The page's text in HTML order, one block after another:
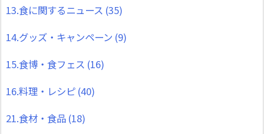
13.食に関するニュース (35)
14.グッズ・キャンペーン (9)
15.食博・食フェス (16)
16.料理・レシピ (40)
21.食材・食品 (18)